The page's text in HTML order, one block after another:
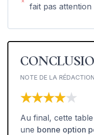
fait pas
NOTE DE LA RÉDACTION
★★★★★
★★★★★
Au final, cette
une bonne option